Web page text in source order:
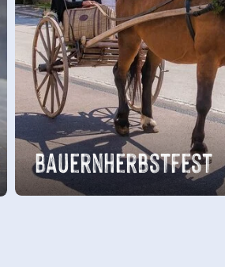
Bauernherbstfest